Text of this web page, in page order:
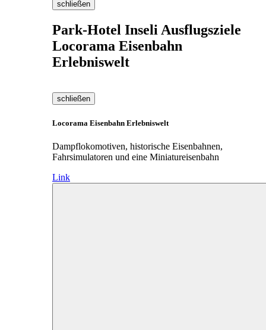
schließen
Park-Hotel Inseli Ausflugsziele
Locorama Eisenbahn
Erlebniswelt
schließen
Locorama Eisenbahn Erlebniswelt
Dampflokomotiven, historische Eisenbahnen,
Fahrsimulatoren und eine Miniatureisenbahn
Link